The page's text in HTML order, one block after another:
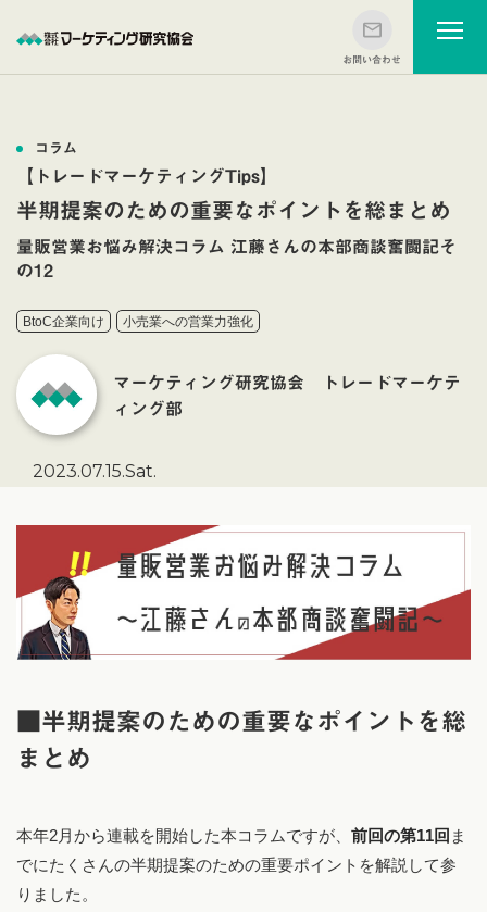
コラム
【トレードマーケティングTips】
半期提案のための重要なポイントを総まとめ
量販営業お悩み解決コラム 江藤さんの本部商談奮闘記そ
の12
BtoC企業向け 小売業への営業力強化
マーケティング研究協会 トレードマーケテ
ィング部
2023.07.15.Sat.
■半期提案のための重要なポイントを総
まとめ
本年2月から連載を開始した本コラムですが、 前回の第11回 ま
でにたくさんの半期提案のための重要ポイントを解説して参
りました。